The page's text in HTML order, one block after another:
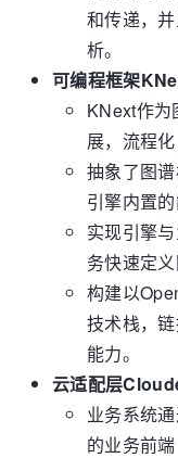
和传递，
析。
可编程框架
KNext作为
展，流程
抽象了图
引擎内置的
实现引擎
务快速定义
构建以
技术栈，
能力。
云适配层
业务系统
的业务前端